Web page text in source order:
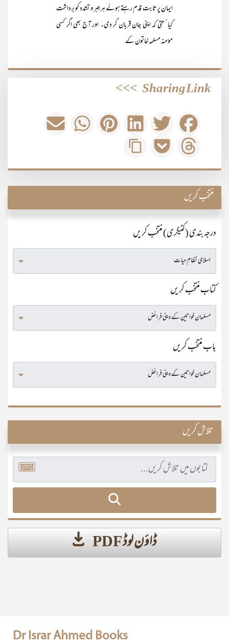
ایمان پر ثابت قدم رہتے ہوئے ہرجبر و تشدد کو برداشت
کیا‘ حتیٰ کہ اپنی جان قربان کر دی۔ اور آج بھی اگر کسی
مؤمنہ مسلمہ خاتون کے
Sharing Link
>>>
منتخب کریں
درجہ بندی (کٹیگری) منتخب کریں
کتاب منتخب کریں
باب منتخب کریں
تلاش کریں
ڈاؤن لوڈ PDF
Dr Israr Ahmed Books